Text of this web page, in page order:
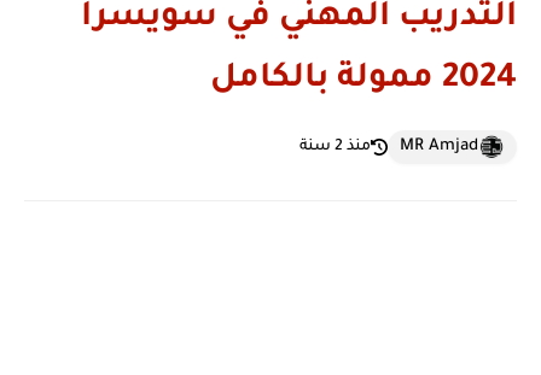
التدريب المهني في سويسرا
2024 ممولة بالكامل
MR Amjad منذ 2 سنة